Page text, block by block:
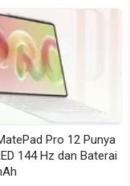
RAM Turbo
secara
ini lebih
kelancaran
di semua
Pro 12 Punya
144 Hz dan Baterai